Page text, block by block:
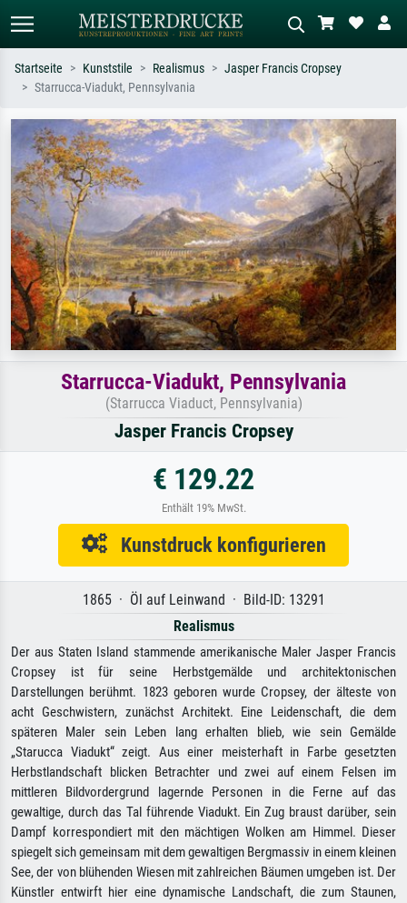
Suchen Sie nach Künstlern, Werktiteln
oder Stilen – z.B. Monet,
Sternennacht, Impressionismus, Welle
Hokusai, Akt.
Beschreiben Sie die Szene – z.B. Grüne
Wiese, Abstrakt mit viel Rot, Dunkles
Ölgemälde, Stehender Akt neben einem
Baum.
Startseite Kunststile Realismus
Jasper Francis Cropsey
Starrucca-Viadukt, Pennsylvania
Starrucca-Viadukt, Pennsylvania
(Starrucca Viaduct, Pennsylvania)
Jasper Francis Cropsey
€ 129.22
Enthält 19% MwSt.
Kunstdruck konfigurieren
1865 · Öl auf Leinwand · Bild-ID: 13291
Realismus
Der aus Staten Island stammende amerikanische Maler Jasper Francis
Cropsey ist für seine Herbstgemälde und architektonischen
Darstellungen berühmt. 1823 geboren wurde Cropsey, der älteste von
acht Geschwistern, zunächst Architekt. Eine Leidenschaft, die dem
späteren Maler sein Leben lang erhalten blieb, wie sein Gemälde
„Starucca Viadukt“ zeigt. Aus einer meisterhaft in Farbe gesetzten
Herbstlandschaft blicken Betrachter und zwei auf einem Felsen im
mittleren Bildvordergrund lagernde Personen in die Ferne auf das
gewaltige, durch das Tal führende Viadukt. Ein Zug braust darüber, sein
Dampf korrespondiert mit den mächtigen Wolken am Himmel. Dieser
spiegelt sich gemeinsam mit dem gewaltigen Bergmassiv in einem kleinen
See, der von blühenden Wiesen mit zahlreichen Bäumen umgeben ist. Der
Künstler entwirft hier eine dynamische Landschaft, die zum Staunen,